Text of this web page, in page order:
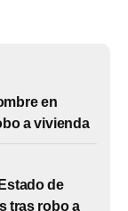
en
a vivienda
de
tras robo a